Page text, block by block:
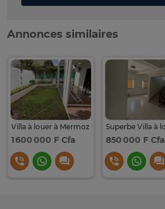
Annonces similaires
Villa à louer à Mermoz
1 600 000 F Cfa 850 000 F Cfa